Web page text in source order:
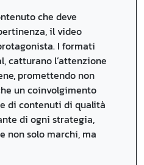
che deve
il video
I formati
catturano l’attenzione
promettendo non
un coinvolgimento
di contenuti di qualità
di ogni strategia,
non solo marchi, ma